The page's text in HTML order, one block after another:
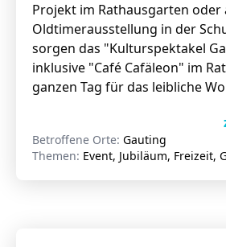
Projekt im Rathausgarten oder
Oldtimerausstellung in der
sorgen das "Kulturspektakel
inklusive "Café Cafäleon" im
ganzen Tag für das leibliche
Betroffene Orte: Gauting
Themen: Event, Jubiläum, Freizeit,